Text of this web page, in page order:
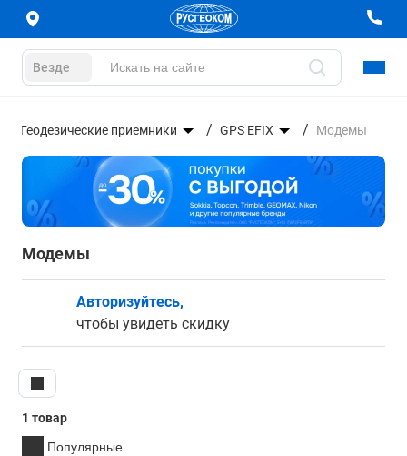
Везде
Геодезические приемники GPS EFIX Модемы
Модемы
Авторизуйтесь,
чтобы увидеть скидку
1 товар
Популярные